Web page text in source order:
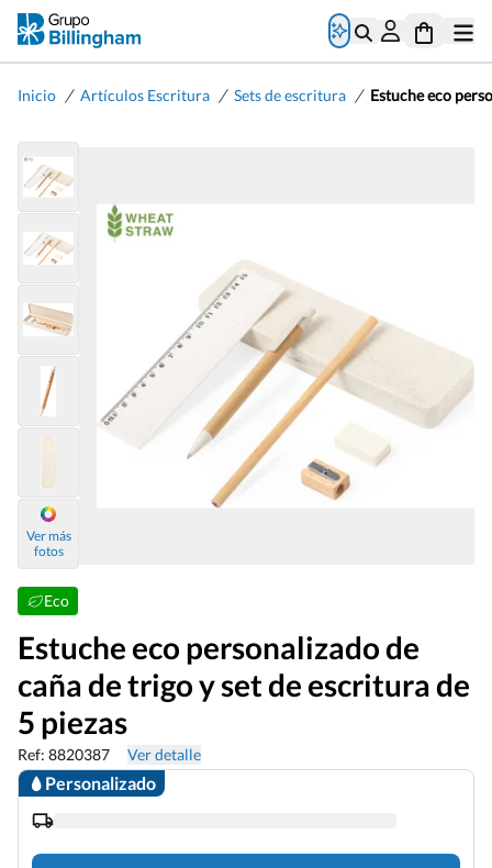
Inicio / Artículos Escritura / Sets de escritura / Estuche eco
Ver más
fotos
Eco
Estuche eco personalizado de
caña de trigo y set de escritura de
5 piezas
Ref: 8820387 Ver detalle
Personalizado